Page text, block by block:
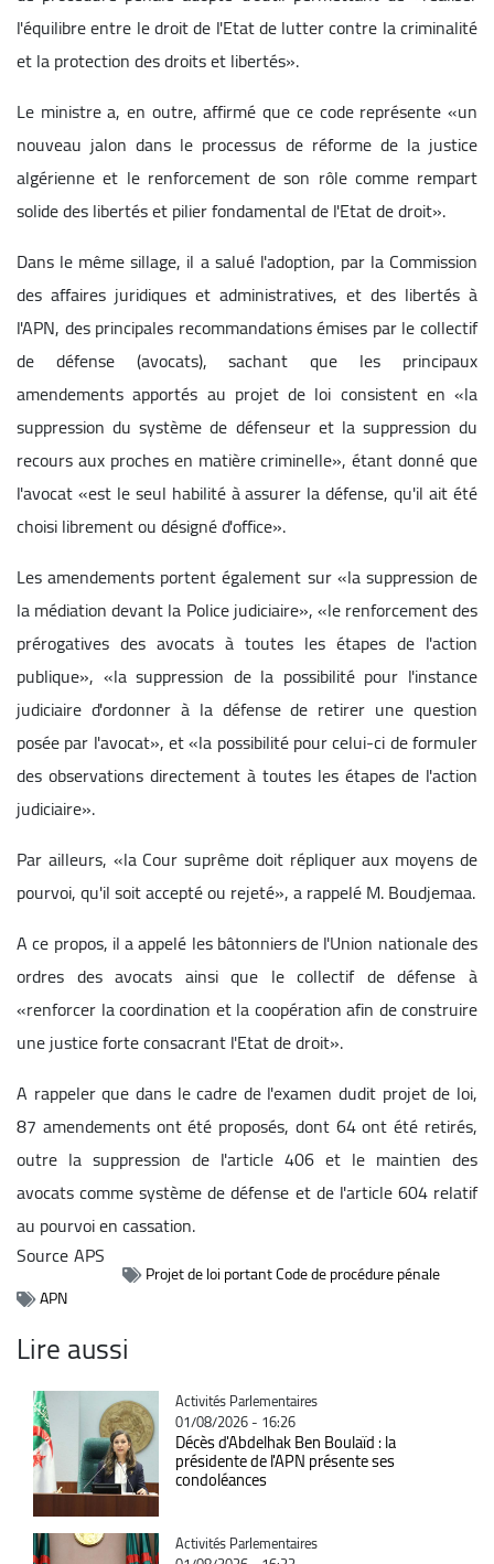
l'équilibre entre le droit de l'Etat de lutter contre la criminalité
et la protection des droits et libertés».
Le ministre a, en outre, affirmé que ce code représente «un
nouveau jalon dans le processus de réforme de la justice
algérienne et le renforcement de son rôle comme rempart
solide des libertés et pilier fondamental de l'Etat de droit».
Dans le même sillage, il a salué l'adoption, par la Commission
des affaires juridiques et administratives, et des libertés à
l'APN, des principales recommandations émises par le collectif
de défense (avocats), sachant que les principaux
amendements apportés au projet de loi consistent en «la
suppression du système de défenseur et la suppression du
recours aux proches en matière criminelle», étant donné que
l'avocat «est le seul habilité à assurer la défense, qu'il ait été
choisi librement ou désigné d'office».
Les amendements portent également sur «la suppression de
la médiation devant la Police judiciaire», «le renforcement des
prérogatives des avocats à toutes les étapes de l'action
publique», «la suppression de la possibilité pour l'instance
judiciaire d'ordonner à la défense de retirer une question
posée par l'avocat», et «la possibilité pour celui-ci de formuler
des observations directement à toutes les étapes de l'action
judiciaire».
Par ailleurs, «la Cour suprême doit répliquer aux moyens de
pourvoi, qu'il soit accepté ou rejeté», a rappelé M. Boudjemaa.
A ce propos, il a appelé les bâtonniers de l'Union nationale des
ordres des avocats ainsi que le collectif de défense à
«renforcer la coordination et la coopération afin de construire
une justice forte consacrant l'Etat de droit».
A rappeler que dans le cadre de l'examen dudit projet de loi,
87 amendements ont été proposés, dont 64 ont été retirés,
outre la suppression de l'article 406 et le maintien des
avocats comme système de défense et de l'article 604 relatif
au pourvoi en cassation.
SourceAPS
Projet de loi portant Code de procédure pénale
APN
Lire aussi
Catégorie
Activités Parlementaires
01/08/2026 - 16:26
Décès d'Abdelhak Ben Boulaïd : la
présidente de l'APN présente ses
condoléances
Catégorie
Activités Parlementaires